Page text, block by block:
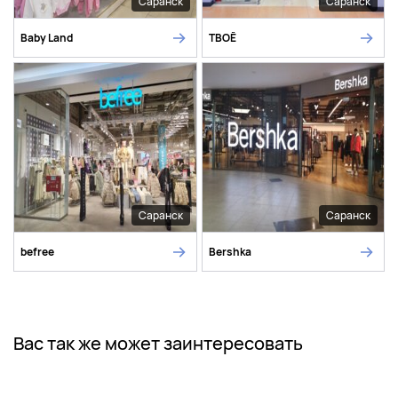
Baby Land ТВОЁ
Саранск
befree
Саранск
Bershka
Вас так же может заинтересовать